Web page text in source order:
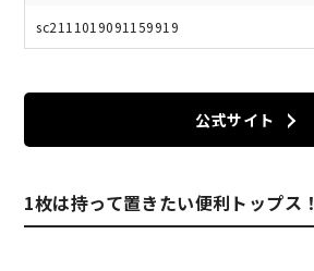
sc2111019091159919
公式サイト
1枚は持って置きたい便利トップス！